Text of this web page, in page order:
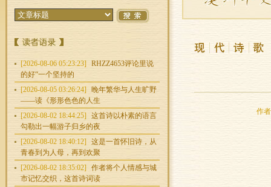
[2026-08-06 05:23:23]
RHZZ4653评论里说
的好“一个坚持的
[2026-08-05 03:26:24]
晚年繁华与人生旷野
——读《形形色色的人生
[2026-08-02 18:44:25]
这首诗以朴素的语言
勾勒出一幅游子归乡的夜
[2026-08-02 18:40:12]
这是一首怀旧诗，从
青春到为人母，再到欢聚
[2026-08-02 18:35:02]
作者将个人情感与城
市记忆交织，这首诗词读
作